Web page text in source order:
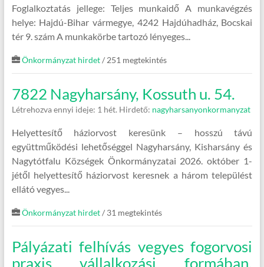
Foglalkoztatás jellege: Teljes munkaidő A munkavégzés
helye: Hajdú-Bihar vármegye, 4242 Hajdúhadház, Bocskai
tér 9. szám A munkakörbe tartozó lényeges...
Önkormányzat hirdet/ 251 megtekintés
7822 Nagyharsány, Kossuth u. 54.
Létrehozva ennyi ideje: 1 hét. Hirdető: nagyharsanyonkormanyzat
Helyettesítő háziorvost keresünk – hosszú távú
együttműködési lehetőséggel Nagyharsány, Kisharsány és
Nagytótfalu Községek Önkormányzatai 2026. október 1-
jétől helyettesítő háziorvost keresnek a három települést
ellátó vegyes...
Önkormányzat hirdet/ 31 megtekintés
Pályázati felhívás vegyes fogorvosi
praxis vállalkozási formában,